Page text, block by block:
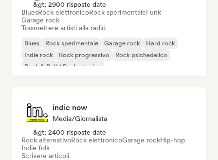
&gt; 2900 risposte date
BluesRock elettronicoRock sperimentaleFunk
Garage rock
Trasmettere artisti alla radio
Blues Rock sperimentale Garage rock
Hard rock
Indie rock
Rock progressivo
Rock psichedelico
Rock & Roll / Rock classico
indie now
Media/Giornalista
&gt; 2400 risposte date
Rock alternativoRock elettronicoGarage rockHip-hop
Indie folk
Scrivere articoli